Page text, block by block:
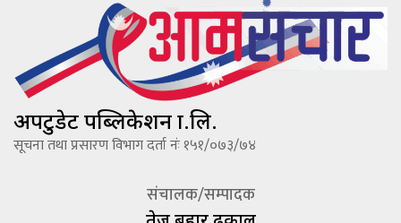
अपटुडेट पब्लिकेशन प्रा.लि.
सूचना तथा प्रसारण विभाग दर्ता नंः १५१/०७३/७४
संचालक/सम्पादक